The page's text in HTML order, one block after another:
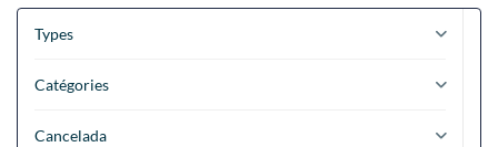
Types
Catégories
Cancelada